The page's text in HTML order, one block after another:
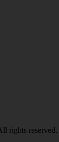
rights reserved.